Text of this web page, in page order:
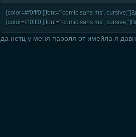
[color=#f0fff0;][font="'comic sans ms',
[color=#f0fff0;][font="'comic sans ms',
да нетц у меня пароля от имейла я